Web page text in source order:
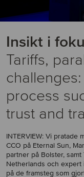
Insikt i
Tariffs,
process
trust and
INTERVIEW: Vi pratade
CCO på Eternal Sun,
partner på Bolster,
Netherlands och expert
på de framsteg som